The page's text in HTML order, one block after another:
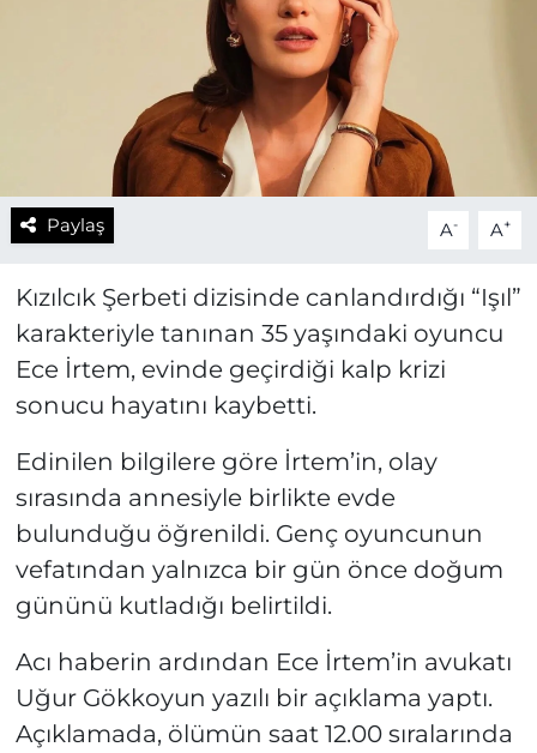
Paylaş A- A+
Kızılcık Şerbeti dizisinde canlandırdığı “Işıl”
karakteriyle tanınan 35 yaşındaki oyuncu
Ece İrtem, evinde geçirdiği kalp krizi
sonucu hayatını kaybetti.
Edinilen bilgilere göre İrtem’in, olay
sırasında annesiyle birlikte evde
bulunduğu öğrenildi. Genç oyuncunun
vefatından yalnızca bir gün önce doğum
gününü kutladığı belirtildi.
Acı haberin ardından Ece İrtem’in avukatı
Uğur Gökkoyun yazılı bir açıklama yaptı.
Açıklamada, ölümün saat 12.00 sıralarında